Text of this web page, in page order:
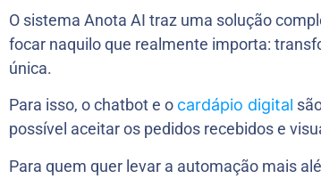
O sistema Anota AI traz uma solução
focar naquilo que realmente importa:
única.
Para isso, o chatbot e o cardápio digital
possível aceitar os pedidos recebidos e
Para quem quer levar a automação mais